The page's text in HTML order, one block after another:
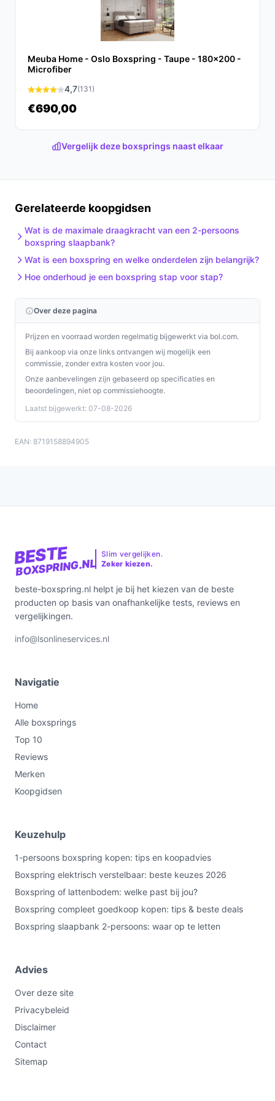
comfort en betaalbaarheid. Dit bed biedt een
uitstekende basis voor een goede nachtrust en is een
waardevolle aanvulling op je slaapkamer.
Ontdek alle specificaties en vergelijk prijzen op beste-
boxspring.nl. Kies bewust wat perfect past bij jouw
behoeften!
Meuba Home - Oslo Boxspring - Taupe - 180x200 -
Microfiber
4,7(131)
€690,00
Vergelijk deze boxsprings naast elkaar
Gerelateerde koopgidsen
Wat is de maximale draagkracht van een 2-persoons
boxspring slaapbank?
Wat is een boxspring en welke onderdelen zijn belangrijk?
Hoe onderhoud je een boxspring stap voor stap?
Over deze pagina
Prijzen en voorraad worden regelmatig bijgewerkt via bol.com.
Bij aankoop via onze links ontvangen wij mogelijk een
commissie, zonder extra kosten voor jou.
Onze aanbevelingen zijn gebaseerd op specificaties en
beoordelingen, niet op commissiehoogte.
Laatst bijgewerkt: 07-08-2026
EAN: 8719158894905
BESTE
BOXSPRING.NL
Slim vergelijken.
Zeker kiezen.
beste-boxspring.nl helpt je bij het kiezen van de beste
producten op basis van onafhankelijke tests, reviews en
vergelijkingen.
info@lsonlineservices.nl
Navigatie
Home
Alle boxsprings
Top 10
Reviews
Merken
Koopgidsen
Keuzehulp
1-persoons boxspring kopen: tips en koopadvies
Boxspring elektrisch verstelbaar: beste keuzes 2026
Boxspring of lattenbodem: welke past bij jou?
Boxspring compleet goedkoop kopen: tips & beste deals
Boxspring slaapbank 2-persoons: waar op te letten
Advies
Over deze site
Privacybeleid
Disclaimer
Contact
Sitemap